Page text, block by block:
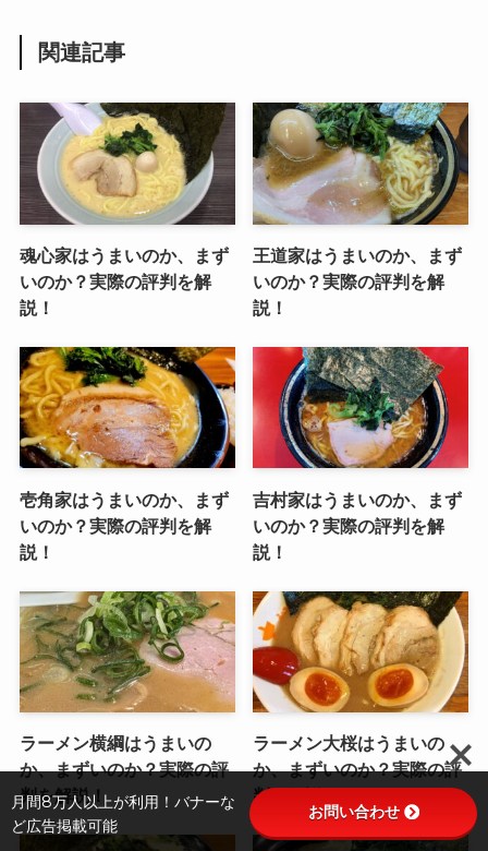
関連記事
魂心家はうまいのか、まず
いのか？実際の評判を解
説！
王道家はうまいのか、まず
いのか？実際の評判を解
説！
壱角家はうまいのか、まず
いのか？実際の評判を解
説！
吉村家はうまいのか、まず
いのか？実際の評判を解
説！
ラーメン横綱はうまいの
か、まずいのか？実際の評
判を解説！
ラーメン大桜はうまいの
か、まずいのか？実際の評
判を解説！
月間8万人以上が利用！バナーな
ど広告掲載可能
お問い合わせ